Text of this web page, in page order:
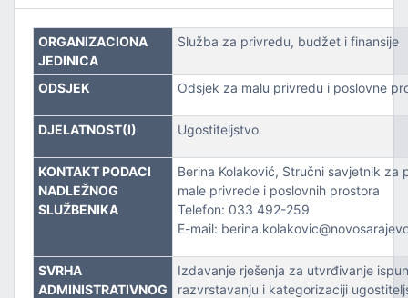
POSLOVE I KATASTAR NEKRETNINA
I URBANIZMA
ORGANIZACIONA
JEDINICA
Služba za privredu, budžet i finansije
ODSJEK Odsjek za malu privredu i poslovne
DJELATNOST(I) Ugostiteljstvo
KONTAKT PODACI
NADLEŽNOG
SLUŽBENIKA
Berina Kolaković, Stručni savjetnik za
male privrede i poslovnih prostora
Telefon: 033 492-259
E-mail:
SVRHA
ADMINISTRATIVNOG
Izdavanje rješenja za utvrđivanje
razvrstavanju i kategorizaciji